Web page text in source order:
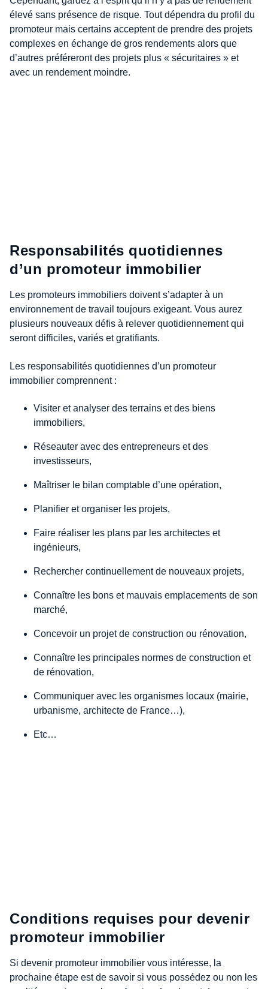
élevé sans présence de risque. Tout dépendra du profil du
promoteur mais certains acceptent de prendre des projets
complexes en échange de gros rendements alors que
d’autres préféreront des projets plus « sécuritaires » et
avec un rendement moindre.
Responsabilités quotidiennes
d’un promoteur immobilier
Les promoteurs immobiliers doivent s’adapter à un
environnement de travail toujours exigeant. Vous aurez
plusieurs nouveaux défis à relever quotidiennement qui
seront difficiles, variés et gratifiants.
Les responsabilités quotidiennes d’un promoteur
immobilier comprennent :
Visiter et analyser des terrains et des biens
immobiliers,
Réseauter avec des entrepreneurs et des
investisseurs,
Maîtriser le bilan comptable d’une opération,
Planifier et organiser les projets,
Faire réaliser les plans par les architectes et
ingénieurs,
Rechercher continuellement de nouveaux projets,
Connaître les bons et mauvais emplacements de son
marché,
Concevoir un projet de construction ou rénovation,
Connaître les principales normes de construction et
de rénovation,
Communiquer avec les organismes locaux (mairie,
urbanisme, architecte de France…),
Etc…
Conditions requises pour devenir
promoteur immobilier
Si devenir promoteur immobilier vous intéresse, la
prochaine étape est de savoir si vous possédez ou non les